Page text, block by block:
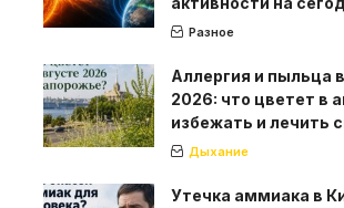
Разное
Аллергия и пыльца
2026: что цветет в
избежать и лечить
Дыхание
Утечка аммиака в